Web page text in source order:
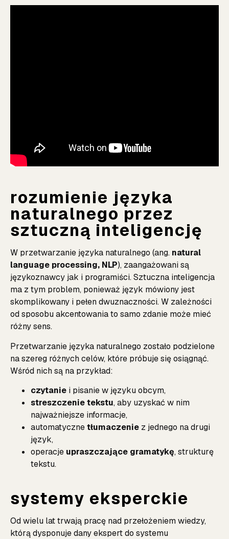
rozumienie języka
naturalnego przez
sztuczną inteligencję
W przetwarzanie języka naturalnego (ang. natural
language processing, NLP), zaangażowani są
językoznawcy jak i programiści. Sztuczna inteligencja
ma z tym problem, ponieważ język mówiony jest
skomplikowany i pełen dwuznaczności. W zależności
od sposobu akcentowania to samo zdanie może mieć
różny sens.
Przetwarzanie języka naturalnego zostało podzielone
na szereg różnych celów, które próbuje się osiągnąć.
Wśród nich są na przykład:
czytanie i pisanie w języku obcym,
streszczenie tekstu, aby uzyskać w nim
najważniejsze informacje,
automatycznetłumaczenie z jednego na drugi
język,
operacje upraszczające gramatykę, strukturę
tekstu.
systemy eksperckie
Od wielu lat trwają pracę nad przełożeniem wiedzy,
którą dysponuje dany ekspert do systemu